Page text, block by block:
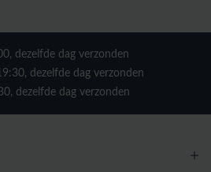
, dezelfde dag verzonden
, dezelfde dag verzonden
, dezelfde dag verzonden